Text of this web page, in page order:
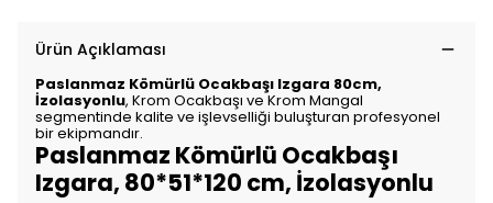
Ürün Açıklaması
Paslanmaz Kömürlü Ocakbaşı Izgara 80cm,
İzolasyonlu, Krom Ocakbaşı ve Krom Mangal
segmentinde kalite ve işlevselliği buluşturan profesyonel
bir ekipmandır.
Paslanmaz Kömürlü Ocakbaşı
Izgara, 80*51*120 cm, İzolasyonlu